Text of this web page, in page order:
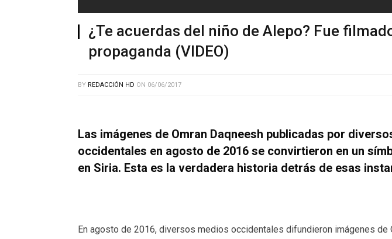
¿Te acuerdas del niño de Alepo? Fue
propaganda (VIDEO)
BY REDACCIÓN HD ON 06/06/2017
Las imágenes de Omran Daqneesh publicadas por
occidentales en agosto de 2016 se convirtieron en un
en Siria. Esta es la verdadera historia detrás de esas
En agosto de 2016, diversos medios occidentales difundieron imágenes de